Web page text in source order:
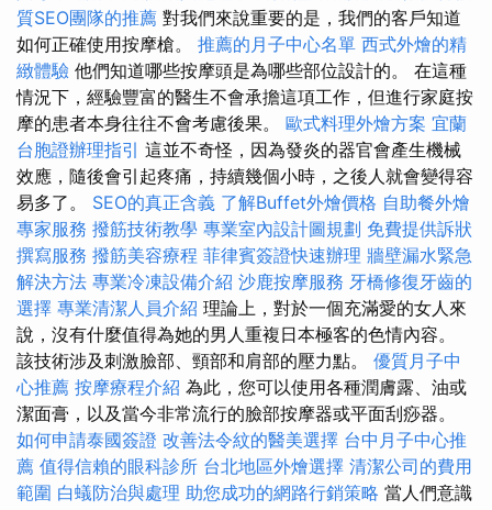
質SEO團隊的推薦 對我們來說重要的是，我們的客戶知道
如何正確使用按摩槍。 推薦的月子中心名單 西式外燴的精
緻體驗 他們知道哪些按摩頭是為哪些部位設計的。 在這種
情況下，經驗豐富的醫生不會承擔這項工作，但進行家庭按
摩的患者本身往往不會考慮後果。 歐式料理外燴方案 宜蘭
台胞證辦理指引 這並不奇怪，因為發炎的器官會產生機械
效應，隨後會引起疼痛，持續幾個小時，之後人就會變得容
易多了。 SEO的真正含義 了解Buffet外燴價格 自助餐外燴
專家服務 撥筋技術教學 專業室內設計圖規劃 免費提供訴狀
撰寫服務 撥筋美容療程 菲律賓簽證快速辦理 牆壁漏水緊急
解決方法 專業冷凍設備介紹 沙鹿按摩服務 牙橋修復牙齒的
選擇 專業清潔人員介紹 理論上，對於一個充滿愛的女人來
說，沒有什麼值得為她的男人重複日本極客的色情內容。
該技術涉及刺激臉部、頸部和肩部的壓力點。 優質月子中
心推薦 按摩療程介紹 為此，您可以使用各種潤膚露、油或
潔面膏，以及當今非常流行的臉部按摩器或平面刮痧器。
如何申請泰國簽證 改善法令紋的醫美選擇 台中月子中心推
薦 值得信賴的眼科診所 台北地區外燴選擇 清潔公司的費用
範圍 白蟻防治與處理 助您成功的網路行銷策略 當人們意識